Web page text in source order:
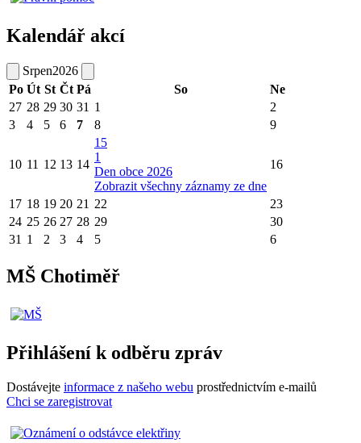
Kalendář akcí
Srpen2026
Po Út St Čt Pá So
Ne
27 28 29 30 31 1
2
3
4 5 6 7 8 9
10 11 12 13 14
15
1
Den obce 2026
Zobrazit všechny záznamy ze dne
16
17 18 19 20 21 22
23
24 25 26 27 28 29
30
31 1 2 3 4 5 6
MŠ Chotiměř
Přihlášení k odběru zpráv
Dostávejte informace z našeho webu prostřednictvím e-mailů
Chci se zaregistrovat